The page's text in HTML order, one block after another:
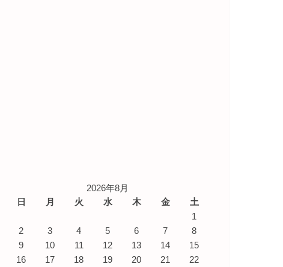
2026年8月
日
月 火 水 木 金
土
1
2
3 4 5 6 7
8
9
10 11 12 13 14
15
16
17 18 19 20 21 22